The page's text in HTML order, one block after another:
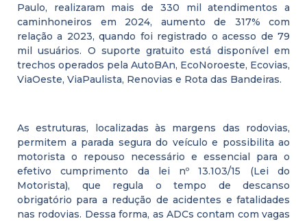
Paulo, realizaram mais de 330 mil atendimentos a
caminhoneiros em 2024, aumento de 317% com
relação a 2023, quando foi registrado o acesso de 79
mil usuários. O suporte gratuito está disponível em
trechos operados pela AutoBAn, EcoNoroeste, Ecovias,
ViaOeste, ViaPaulista, Renovias e Rota das Bandeiras.
As estruturas, localizadas às margens das rodovias,
permitem a parada segura do veículo e possibilita ao
motorista o repouso necessário e essencial para o
efetivo cumprimento da lei nº 13.103/15 (Lei do
Motorista), que regula o tempo de descanso
obrigatório para a redução de acidentes e fatalidades
nas rodovias. Dessa forma, as ADCs contam com vagas